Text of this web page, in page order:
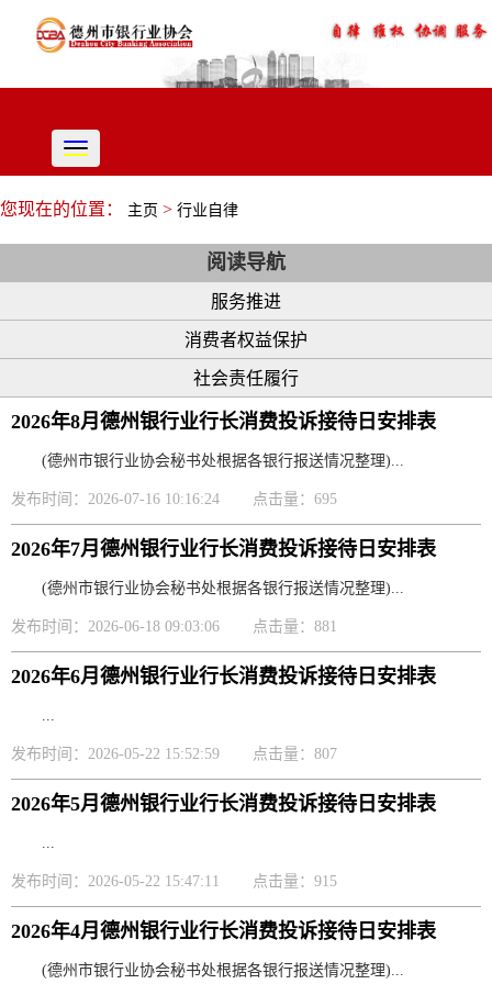
切
换
航
您现在的位置： 主页 > 行业自律
阅读导航
服务推进
消费者权益保护
社会责任履行
2026年8月德州银行业行长消费投诉接待日安排表
(德州市银行业协会秘书处根据各银行报送情况整理)...
发布时间：2026-07-16 10:16:24 点击量：695
2026年7月德州银行业行长消费投诉接待日安排表
(德州市银行业协会秘书处根据各银行报送情况整理)...
发布时间：2026-06-18 09:03:06 点击量：881
2026年6月德州银行业行长消费投诉接待日安排表
...
发布时间：2026-05-22 15:52:59 点击量：807
2026年5月德州银行业行长消费投诉接待日安排表
...
发布时间：2026-05-22 15:47:11 点击量：915
2026年4月德州银行业行长消费投诉接待日安排表
(德州市银行业协会秘书处根据各银行报送情况整理)...